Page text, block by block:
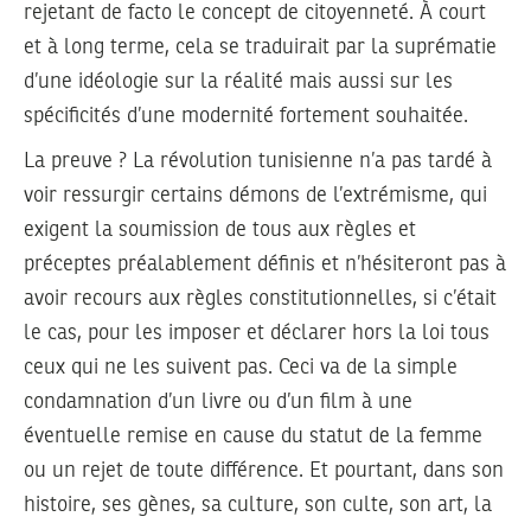
rejetant de facto le concept de citoyenneté. À court
et à long terme, cela se traduirait par la suprématie
d’une idéologie sur la réalité mais aussi sur les
spécificités d’une modernité fortement souhaitée.
La preuve ? La révolution tunisienne n’a pas tardé à
voir ressurgir certains démons de l’extrémisme, qui
exigent la soumission de tous aux règles et
préceptes préalablement définis et n’hésiteront pas à
avoir recours aux règles constitutionnelles, si c’était
le cas, pour les imposer et déclarer hors la loi tous
ceux qui ne les suivent pas. Ceci va de la simple
condamnation d’un livre ou d’un film à une
éventuelle remise en cause du statut de la femme
ou un rejet de toute différence. Et pourtant, dans son
histoire, ses gènes, sa culture, son culte, son art, la